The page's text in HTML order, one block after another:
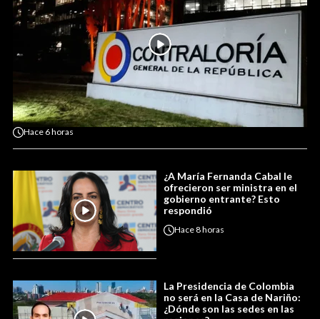
Hace 6 horas
¿A María Fernanda Cabal le
ofrecieron ser ministra en el
gobierno entrante? Esto
respondió
Hace8 horas
La Presidencia de Colombia
no será en la Casa de Nariño:
¿Dónde son las sedes en las